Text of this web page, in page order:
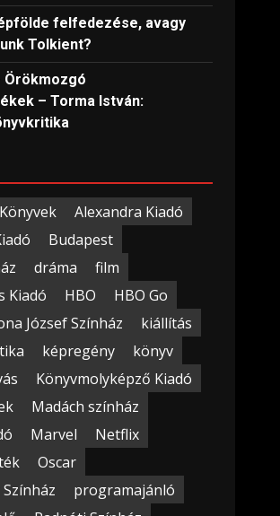
felfedezése, avagy
Tolkient?
Örökmozgó
– Torma István:
Alexandra Kiadó
Budapest
dráma
film
Kiadó
HBO
HBO Go
József Színház
kiállítás
képregény
könyv
Könyvmolyképző Kiadó
Madách színház
Marvel
Netflix
Oscar
programajánló